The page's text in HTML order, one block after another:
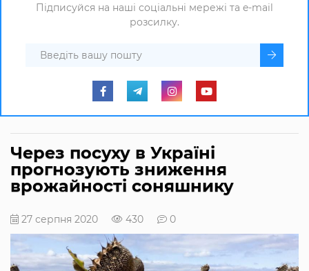
Підписуйся на наші соціальні мережі та e-mail
розсилку.
Через посуху в Україні
прогнозують зниження
врожайності соняшнику
27 серпня 2020 430 0